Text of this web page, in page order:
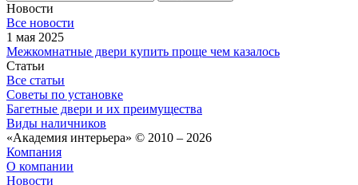
Новости
Все новости
1 мая 2025
Межкомнатные двери купить проще чем казалось
Статьи
Все статьи
Советы по установке
Багетные двери и их преимущества
Виды наличников
«Академия интерьера» © 2010 – 2026
Компания
О компании
Новости